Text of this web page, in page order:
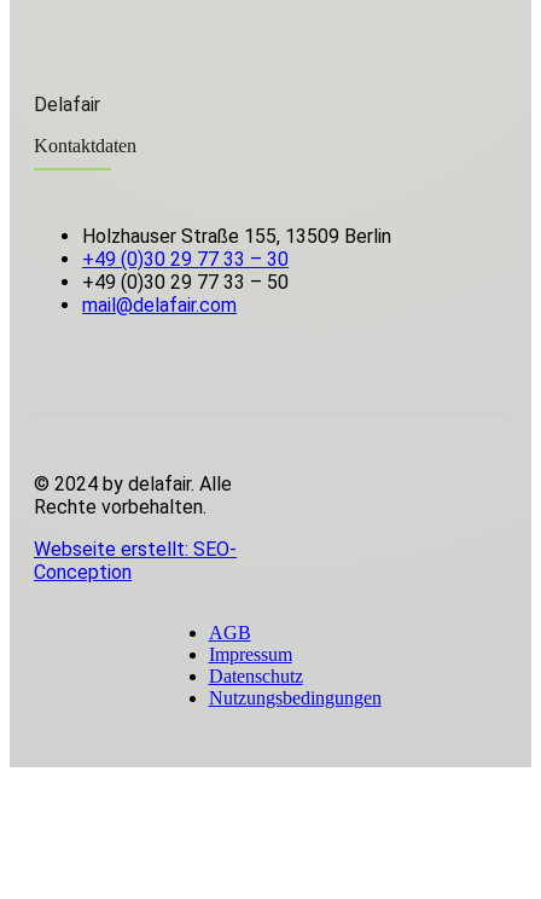
Delafair
Kontaktdaten
Holzhauser Straße 155, 13509 Berlin
+49 (0)30 29 77 33 – 30
+49 (0)30 29 77 33 – 50
mail@delafair.com
© 2024 by delafair. Alle
Rechte vorbehalten.
Webseite erstellt: SEO-
Conception
AGB
Impressum
Datenschutz
Nutzungsbedingungen